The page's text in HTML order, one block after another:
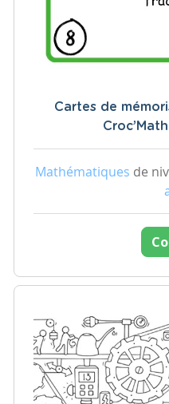
Cartes de
Mathématiques de